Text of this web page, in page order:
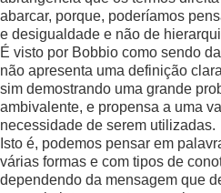
abarcar, porque, poderíamos
e desigualdade e não de
É visto por Bobbio como sendo
não apresenta uma definição
sim demostrando uma grande
ambivalente, e propensa a uma
necessidade de serem utilizadas.
Isto é, podemos pensar em
várias formas e com tipos de
dependendo da mensagem que